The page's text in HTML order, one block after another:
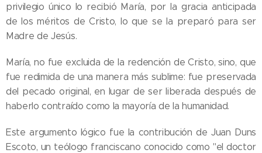
privilegio único lo recibió María, por la gracia anticipada
de los méritos de Cristo, lo que se la preparó para ser
Madre de Jesús.
María, no fue excluida de la redención de Cristo, sino, que
fue redimida de una manera más sublime: fue preservada
del pecado original, en lugar de ser liberada después de
haberlo contraído como la mayoría de la humanidad.
Este argumento lógico fue la contribución de Juan Duns
Escoto, un teólogo franciscano conocido como "el doctor